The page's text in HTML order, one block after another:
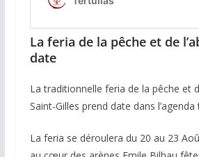
La feria de la pêche et de
date
La traditionnelle feria de la pêche et
Saint-Gilles prend date dans l’agenda
La feria se déroulera du 20 au 23